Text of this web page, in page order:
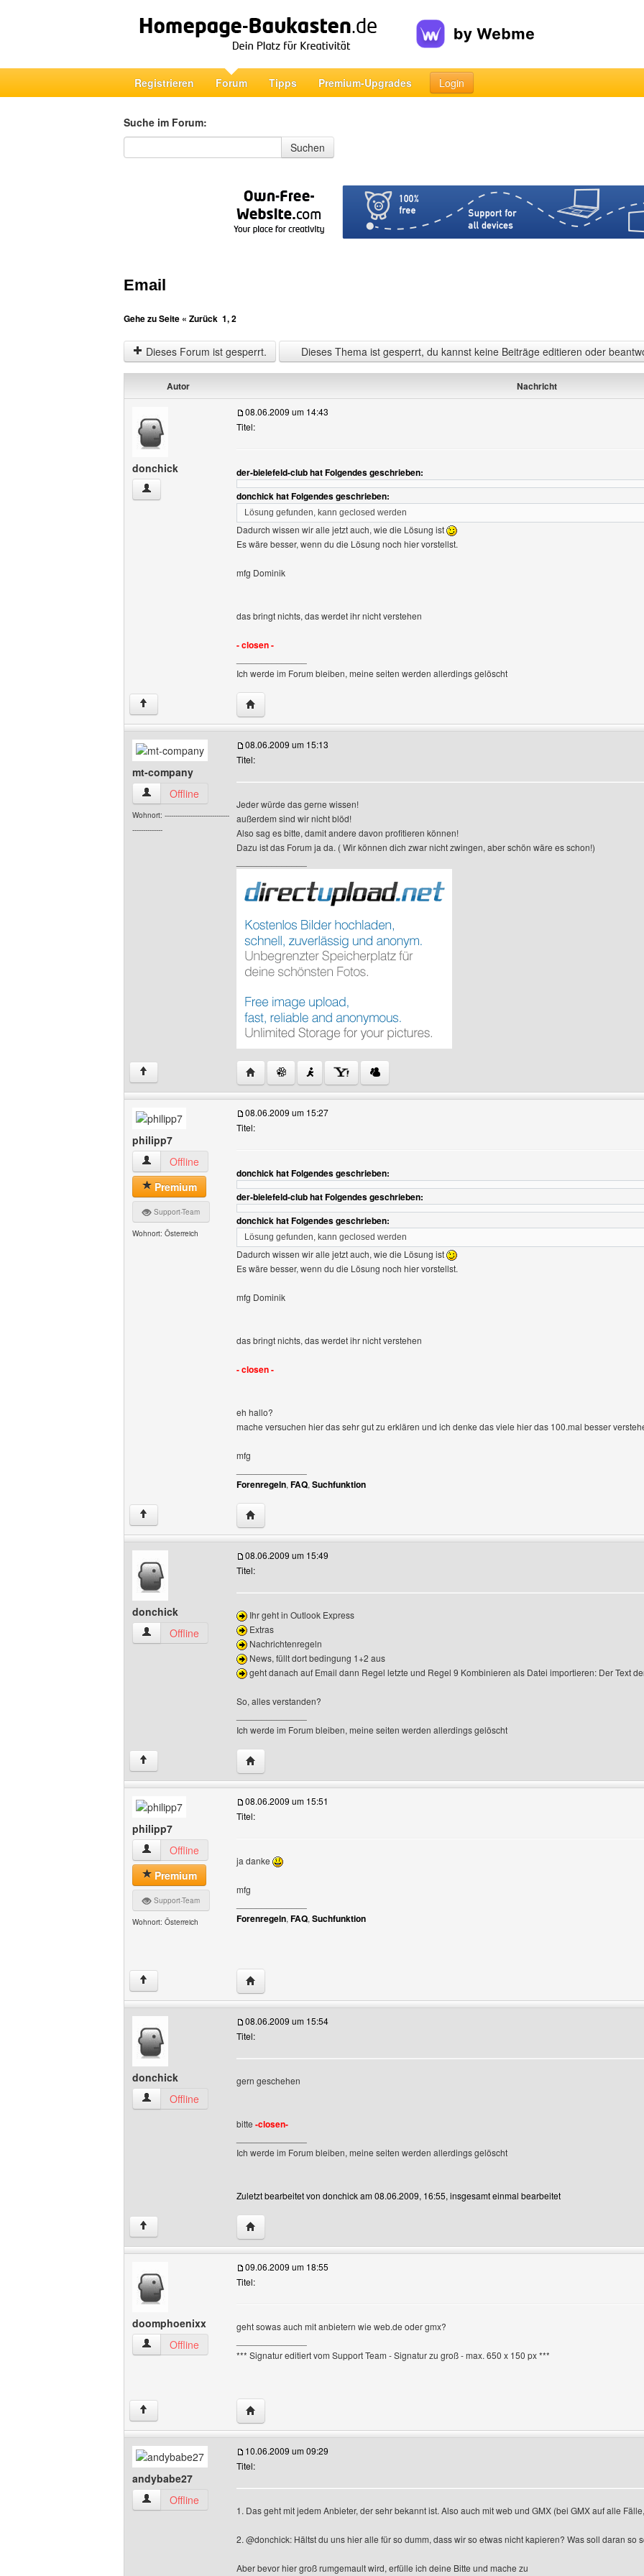
Registrieren Forum Tipps Premium-Upgrades Login
Suche im Forum:
Suche im Forum
Suchen
Email
Gehe zu Seite « Zurück 1,2
Dieses Forum ist gesperrt. Dieses Thema ist gesperrt, du kannst keine Beiträge editieren oder
Autor Nachricht
donchick
donchick Benutzer-Profile anzeigen
08.06.2009 um 14:43
Titel:
der-bielefeld-club hat Folgendes geschrieben:
donchick hat Folgendes geschrieben:
Lösung gefunden, kann geclosed werden
Dadurch wissen wir alle jetzt auch, wie die Lösung ist
Es wäre besser, wenn du die Lösung noch hier vorstellst.
mfg Dominik
das bringt nichts, das werdet ihr nicht verstehen
- closen -
Ich werde im Forum bleiben, meine seiten werden allerdings gelöscht
↑ Website dieses Benutzers besuchen: donchick
mt-company
mt-company Benutzer-Profile anzeigen
Offline
Wohnort: ------------------------------
--------------
08.06.2009 um 15:13
Titel:
Jeder würde das gerne wissen!
außerdem sind wir nicht blöd!
Also sag es bitte, damit andere davon profitieren können!
Dazu ist das Forum ja da. ( Wir können dich zwar nicht zwingen, aber schön wäre es schon!)
↑ Website dieses Benutzers besuchen: mt-company
philipp7
philipp7 Benutzer-Profile anzeigen
Offline
Premium
Support-Team
Wohnort: Österreich
08.06.2009 um 15:27
Titel:
donchick hat Folgendes geschrieben:
der-bielefeld-club hat Folgendes geschrieben:
donchick hat Folgendes geschrieben:
Lösung gefunden, kann geclosed werden
Dadurch wissen wir alle jetzt auch, wie die Lösung ist
Es wäre besser, wenn du die Lösung noch hier vorstellst.
mfg Dominik
das bringt nichts, das werdet ihr nicht verstehen
- closen -
eh hallo?
mache versuchen hier das sehr gut zu erklären und ich denke das viele hier das 100.mal besser
mfg
Forenregeln, FAQ, Suchfunktion
↑ Website dieses Benutzers besuchen: philipp7
donchick
donchick Benutzer-Profile anzeigen
Offline
08.06.2009 um 15:49
Titel:
Ihr geht in Outlook Express
Extras
Nachrichtenregeln
News, füllt dort bedingung 1+2 aus
geht danach auf Email dann Regel letzte und Regel 9 Kombinieren als Datei importieren: Der Text
So, alles verstanden?
Ich werde im Forum bleiben, meine seiten werden allerdings gelöscht
↑ Website dieses Benutzers besuchen: donchick
philipp7
philipp7 Benutzer-Profile anzeigen
Offline
Premium
Support-Team
Wohnort: Österreich
08.06.2009 um 15:51
Titel:
ja danke
mfg
Forenregeln, FAQ, Suchfunktion
↑ Website dieses Benutzers besuchen: philipp7
donchick
donchick Benutzer-Profile anzeigen
Offline
08.06.2009 um 15:54
Titel:
gern geschehen
bitte -closen-
Ich werde im Forum bleiben, meine seiten werden allerdings gelöscht
Zuletzt bearbeitet von donchick am 08.06.2009, 16:55, insgesamt einmal bearbeitet
↑ Website dieses Benutzers besuchen: donchick
doomphoenixx
doomphoenixx Benutzer-Profile anzeigen
Offline
09.06.2009 um 18:55
Titel:
geht sowas auch mit anbietern wie web.de oder gmx?
*** Signatur editiert vom Support Team - Signatur zu groß - max. 650 x 150 px ***
↑ Website dieses Benutzers besuchen: doomphoenixx
andybabe27
andybabe27 Benutzer-Profile anzeigen
Offline
10.06.2009 um 09:29
Titel:
1. Das geht mit jedem Anbieter, der sehr bekannt ist. Also auch mit web und GMX (bei GMX auf alle
2. @donchick: Hältst du uns hier alle für so dumm, dass wir so etwas nicht kapieren? Was soll daran so
Aber bevor hier groß rumgemault wird, erfülle ich deine Bitte und mache zu